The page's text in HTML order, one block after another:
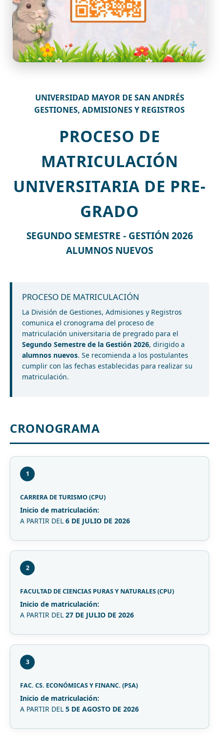
UNIVERSIDAD MAYOR DE SAN ANDRÉS
GESTIONES, ADMISIONES Y REGISTROS
PROCESO DE
MATRICULACIÓN
UNIVERSITARIA DE PRE-
GRADO
SEGUNDO SEMESTRE - GESTIÓN 2026
ALUMNOS NUEVOS
PROCESO DE MATRICULACIÓN
La División de Gestiones, Admisiones y Registros
comunica el cronograma del proceso de
matriculación universitaria de pregrado para el
Segundo Semestre de la Gestión 2026, dirigido a
alumnos nuevos. Se recomienda a los postulantes
cumplir con las fechas establecidas para realizar su
matriculación.
CRONOGRAMA
1
CARRERA DE TURISMO (CPU)
Inicio de matriculación:
A PARTIR DEL 6 DE JULIO DE 2026
2
FACULTAD DE CIENCIAS PURAS Y NATURALES (CPU)
Inicio de matriculación:
A PARTIR DEL 27 DE JULIO DE 2026
3
FAC. CS. ECONÓMICAS Y FINANC. (PSA)
Inicio de matriculación:
A PARTIR DEL 5 DE AGOSTO DE 2026